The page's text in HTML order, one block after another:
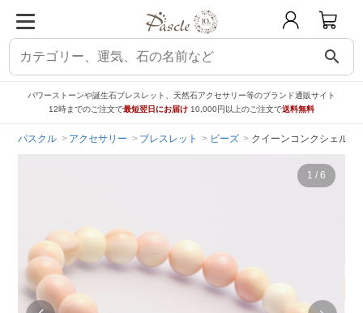
search
パワーストーンや誕生石ブレスレット、天然石アクセサリー等のブランド通販サイト
12時までのご注文で最短翌日にお届け 10,000円以上のご注文で送料無料
パスクル アクセサリー ブレスレット ビーズ クイーンコンクシェル
1 / 6